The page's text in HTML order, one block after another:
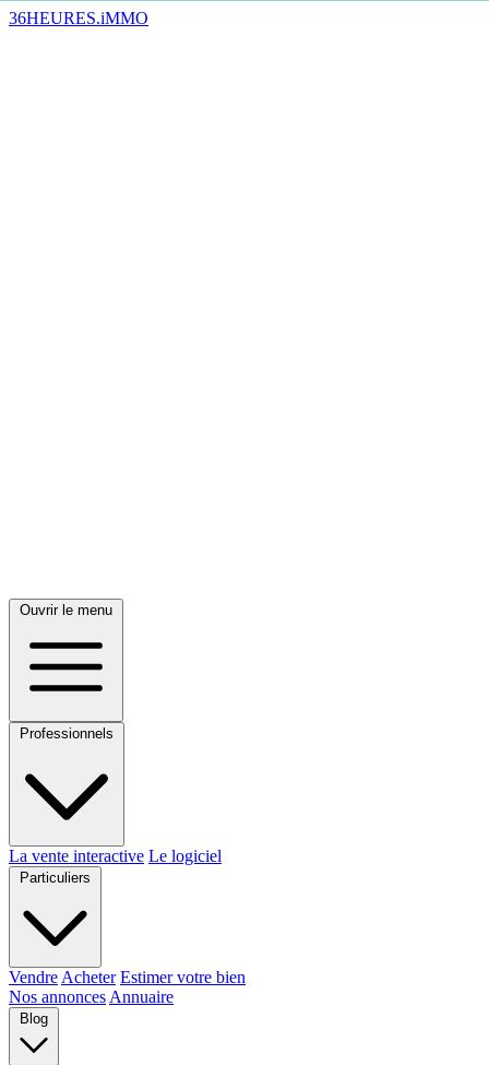
36HEURES.iMMO
Ouvrir le menu
Professionnels
La vente interactive Le logiciel
Particuliers
Vendre Acheter Estimer votre bien
Nos annonces Annuaire
Blog